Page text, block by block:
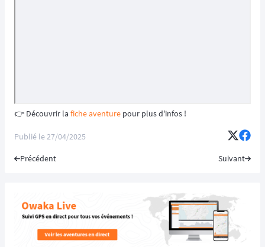
👉 Découvrir la fiche aventure pour plus d'infos !
Publié le27/04/2025
Précédent Suivant